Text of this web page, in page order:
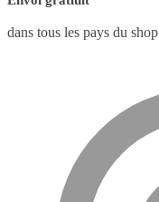
dans tous les pays du shop